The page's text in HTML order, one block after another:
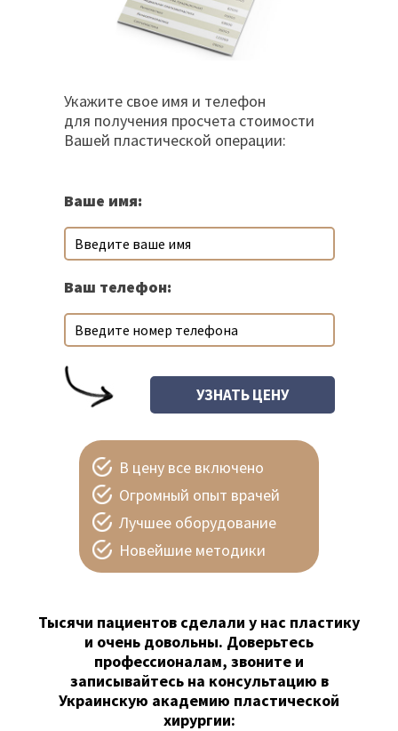
Укажите свое имя и телефон
для получения просчета стоимости
Вашей пластической операции:
Ваше имя:
Ваш телефон:
В цену все включено
Огромный опыт врачей
Лучшее оборудование
Новейшие методики
Тысячи пациентов сделали у нас пластику
и очень довольны. Доверьтесь
профессионалам, звоните и
записывайтесь на консультацию в
Украинскую академию пластической
хирургии: